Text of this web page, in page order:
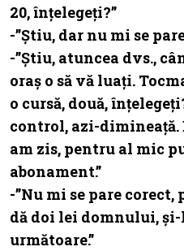
20, înțelegeți?”
-”Știu, dar nu mi se
-”Știu, atuncea dvs.,
oraș o să vă luați.
o cursă, două,
control, azi-
am zis, pentru al mic
abonament.”
-”Nu mi se pare
dă doi lei domnului,
următoare.”